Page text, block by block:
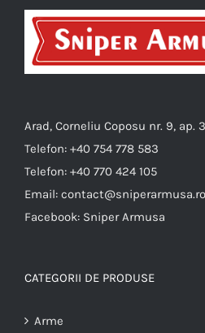
Arad, Corneliu Coposu nr. 9, ap. 3
Telefon: +40 754 778 583
Telefon: +40 770 424 105
Email: contact@sniperarmusa.ro
Facebook: Sniper Armusa
CATEGORII DE PRODUSE
Arme